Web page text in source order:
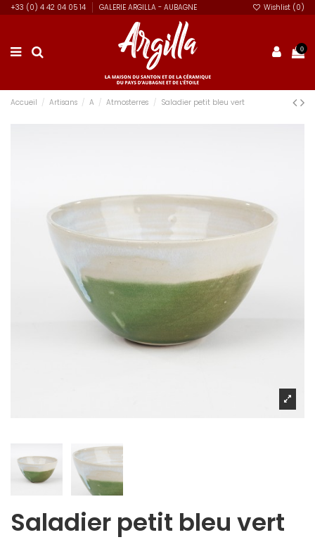
+33 (0) 4 42 04 05 14 GALERIE ARGILLA - AUBAGNE Wishlist (0)
0
Accueil Artisans A Atmosterres Saladier petit bleu vert
Saladier petit bleu vert